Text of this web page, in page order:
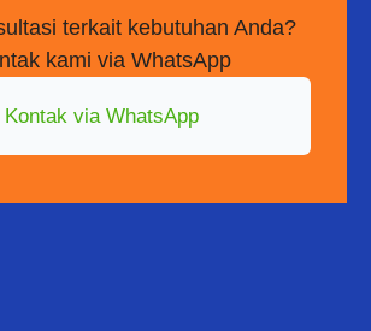
terkait kebutuhan Anda?
kami via WhatsApp
Kontak via WhatsApp